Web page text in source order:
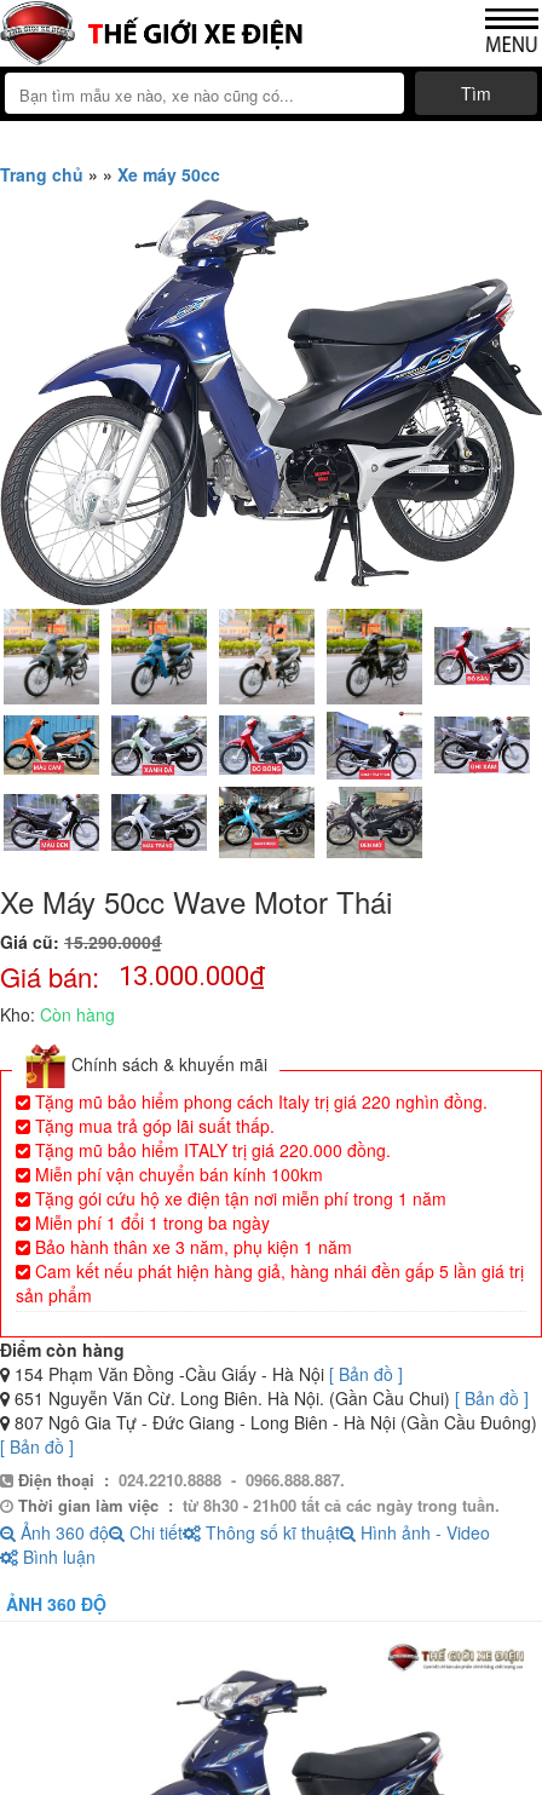
Tìm
Trang chủ » » Xe máy 50cc
Xe Máy 50cc Wave Motor Thái
Giá cũ: 15.290.000₫
Giá bán: 13.000.000₫
Kho: Còn hàng
Chính sách & khuyến mãi
Tặng mũ bảo hiểm phong cách Italy trị giá 220 nghìn đồng.
Tặng mua trả góp lãi suất thấp.
Tặng mũ bảo hiểm ITALY trị giá 220.000 đồng.
Miễn phí vận chuyển bán kính 100km
Tặng gói cứu hộ xe điện tận nơi miễn phí trong 1 năm
Miễn phí 1 đổi 1 trong ba ngày
Bảo hành thân xe 3 năm, phụ kiện 1 năm
Cam kết nếu phát hiện hàng giả, hàng nhái đền gấp 5 lần giá trị
sản phẩm
Điểm còn hàng
154 Phạm Văn Đồng -Cầu Giấy - Hà Nội [ Bản đồ ]
651 Nguyễn Văn Cừ. Long Biên. Hà Nội. (Gần Cầu Chui) [ Bản đồ ]
807 Ngô Gia Tự - Đức Giang - Long Biên - Hà Nội (Gần Cầu Đuông)
[ Bản đồ ]
Điện thoại : 024.2210.8888 - 0966.888.887.
Thời gian làm việc : từ 8h30 - 21h00 tất cả các ngày trong tuần.
Ảnh 360 độ Chi tiết Thông số kĩ thuật
Hình ảnh - Video
Bình luận
ẢNH 360 ĐỘ